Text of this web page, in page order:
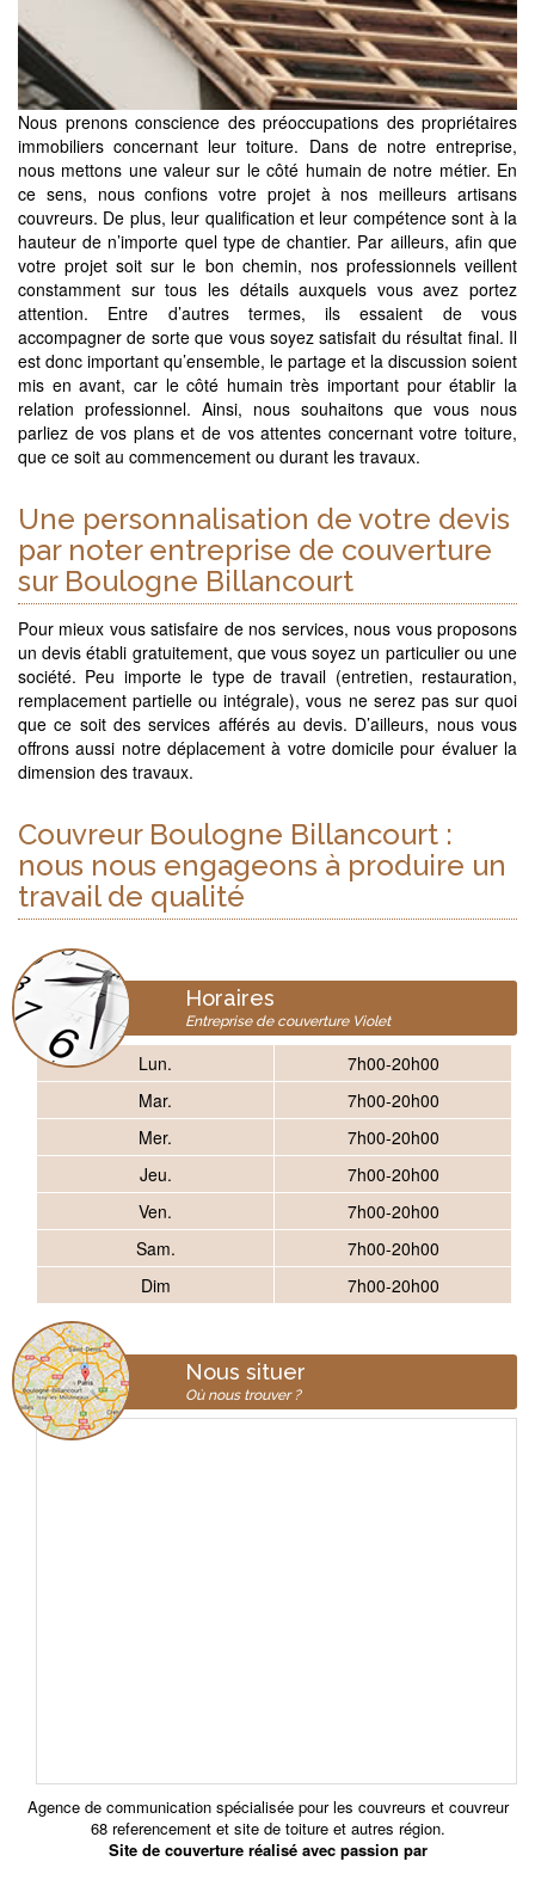
Nous prenons conscience des préoccupations des propriétaires
immobiliers concernant leur toiture. Dans de notre entreprise,
nous mettons une valeur sur le côté humain de notre métier. En
ce sens, nous confions votre projet à nos meilleurs artisans
couvreurs. De plus, leur qualification et leur compétence sont à la
hauteur de n’importe quel type de chantier. Par ailleurs, afin que
votre projet soit sur le bon chemin, nos professionnels veillent
constamment sur tous les détails auxquels vous avez portez
attention. Entre d’autres termes, ils essaient de vous
accompagner de sorte que vous soyez satisfait du résultat final. Il
est donc important qu’ensemble, le partage et la discussion soient
mis en avant, car le côté humain très important pour établir la
relation professionnel. Ainsi, nous souhaitons que vous nous
parliez de vos plans et de vos attentes concernant votre toiture,
que ce soit au commencement ou durant les travaux.
Une personnalisation de votre devis
par noter entreprise de couverture
sur Boulogne Billancourt
Pour mieux vous satisfaire de nos services, nous vous proposons
un devis établi gratuitement, que vous soyez un particulier ou une
société. Peu importe le type de travail (entretien, restauration,
remplacement partielle ou intégrale), vous ne serez pas sur quoi
que ce soit des services afférés au devis. D’ailleurs, nous vous
offrons aussi notre déplacement à votre domicile pour évaluer la
dimension des travaux.
Couvreur Boulogne Billancourt :
nous nous engageons à produire un
travail de qualité
Horaires
Entreprise de couverture Violet
Lun.
7h00-20h00
Mar.
7h00-20h00
Mer.
7h00-20h00
Jeu.
7h00-20h00
Ven.
7h00-20h00
Sam.
7h00-20h00
Dim
7h00-20h00
Nous situer
Où nous trouver ?
Agence de communication spécialisée pour les couvreurs et couvreur
68 referencement et site de toitureet autres région.
Site de couverture réalisé avec passion par